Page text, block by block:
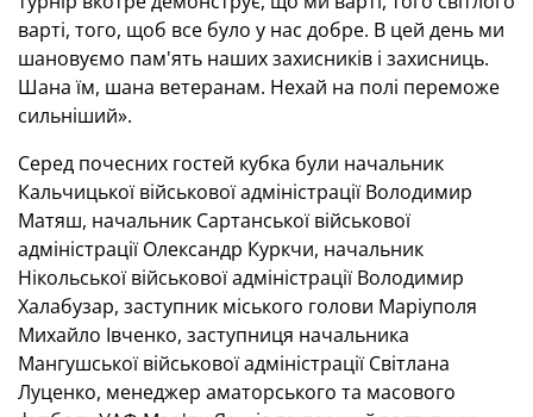
варті, того, щоб все було у нас добре. В цей день ми
шановуємо пам'ять наших захисників і захисниць.
Шана їм, шана ветеранам. Нехай на полі переможе
сильніший».
Серед почесних гостей кубка були начальник
Кальчицької військової адміністрації Володимир
Матяш, начальник Сартанської військової
адміністрації Олександр Куркчи, начальник
Нікольської військової адміністрації Володимир
Халабузар, заступник міського голови Маріуполя
Михайло Івченко, заступниця начальника
Мангушської військової адміністрації Світлана
Луценко, менеджер аматорського та масового